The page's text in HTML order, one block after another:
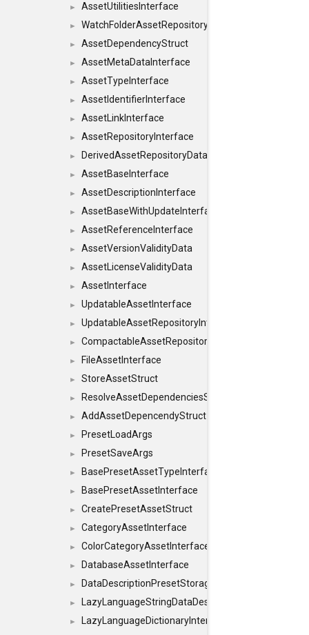
► AssetUtilitiesInterface
► WatchFolderAssetRepositoryInterface
► AssetDependencyStruct
► AssetMetaDataInterface
► AssetTypeInterface
► AssetIdentifierInterface
► AssetLinkInterface
► AssetRepositoryInterface
► DerivedAssetRepositoryDataInterface
► AssetBaseInterface
► AssetDescriptionInterface
► AssetBaseWithUpdateInterface
► AssetReferenceInterface
► AssetVersionValidityData
► AssetLicenseValidityData
► AssetInterface
► UpdatableAssetInterface
► UpdatableAssetRepositoryInterface
► CompactableAssetRepositoryInterface
► FileAssetInterface
► StoreAssetStruct
► ResolveAssetDependenciesStruct
► AddAssetDepencendyStruct
► PresetLoadArgs
► PresetSaveArgs
► BasePresetAssetTypeInterface
► BasePresetAssetInterface
► CreatePresetAssetStruct
► CategoryAssetInterface
► ColorCategoryAssetInterface
► DatabaseAssetInterface
► DataDescriptionPresetStorageInterface
►
►
LazyLanguageDictionaryInterface